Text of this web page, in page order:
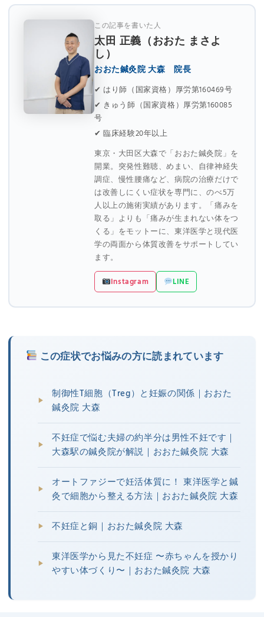
この記事を書いた人
太田 正義（おおた まさよ
し）
おおた鍼灸院 大森 院長
✔ はり師（国家資格）厚労第160469号
✔ きゅう師（国家資格）厚労第160085
号
✔ 臨床経験20年以上
東京・大田区大森で「おおた鍼灸院」を
開業。突発性難聴、めまい、自律神経失
調症、慢性腰痛など、病院の治療だけで
は改善しにくい症状を専門に、のべ5万
人以上の施術実績があります。「痛みを
取る」よりも「痛みが生まれない体をつ
くる」をモットーに、東洋医学と現代医
学の両面から体質改善をサポートしてい
ます。
Instagram
LINE
この症状でお悩みの方に読まれています
制御性T細胞（Treg）と妊娠の関係｜おおた
鍼灸院 大森
不妊症で悩む夫婦の約半分は男性不妊です｜
大森駅の鍼灸院が解説｜おおた鍼灸院 大森
オートファジーで妊活体質に！ 東洋医学と鍼
灸で細胞から整える方法｜おおた鍼灸院 大森
不妊症と銅｜おおた鍼灸院 大森
東洋医学から見た不妊症 〜赤ちゃんを授かり
やすい体づくり〜｜おおた鍼灸院 大森